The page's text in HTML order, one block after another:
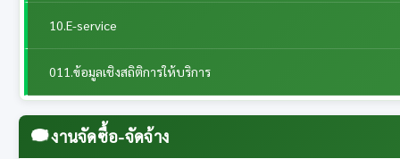
10.E-service
011.ข้อมูลเชิงสถิติการให้บริการ
งานจัดซื้อ-จัดจ้าง